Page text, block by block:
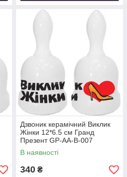
Дзвоник керамічний Виклик
Жінки 12*6.5 см Гранд
Презент GP-AA-B-007
В наявності
340 ₴